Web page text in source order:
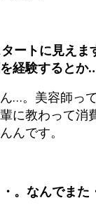
ートに見えま
経験するとか…
…。美容師っ
に教わって消
んです。
。なんでまた